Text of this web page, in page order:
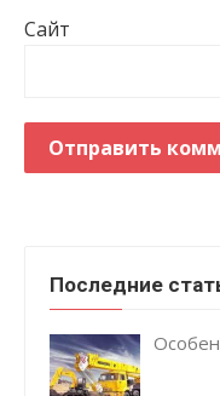
Сайт
Последние